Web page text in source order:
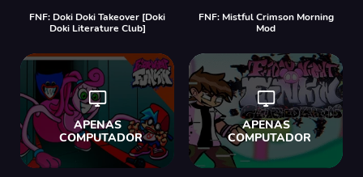
FNF: Doki Doki Takeover [Doki
Doki Literature Club]
FNF: Mistful Crimson Morning
Mod